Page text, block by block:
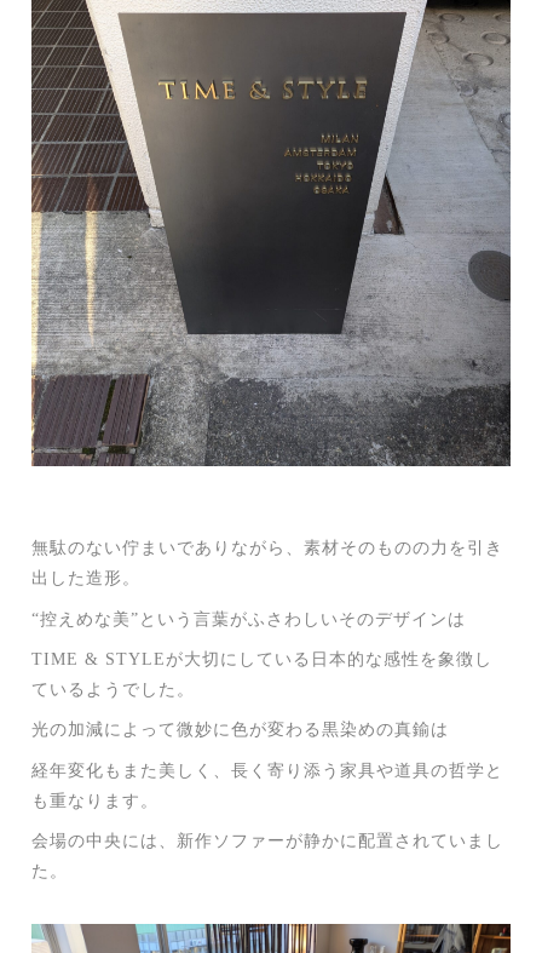
無駄のない佇まいでありながら、素材そのものの力を引き
出した造形。
“控えめな美”という言葉がふさわしいそのデザインは
TIME & STYLEが大切にしている日本的な感性を象徴し
ているようでした。
光の加減によって微妙に色が変わる黒染めの真鍮は
経年変化もまた美しく、長く寄り添う家具や道具の哲学と
も重なります。
会場の中央には、新作ソファーが静かに配置されていまし
た。